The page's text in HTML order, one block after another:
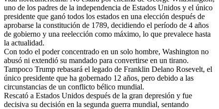
uno de los padres de la independencia de Estados Unidos y el único
presidente que ganó todos los estados en una elección después de
aprobarse la constitución de 1789, decidiendo el período de 4 años
de gobierno y una reelección como máximo, lo que prevalece hasta
la actualidad.
Con todo el poder concentrado en un solo hombre, Washington no
abusó ni extendió su mandado para convertirse en un tirano.
Tampoco Trump rebasará el legado de Franklin Delano Rosevelt, el
único presidente que ha gobernado 12 años, pero debido a las
circunstancias de un conflicto bélico mundial.
Rescató a Estados Unidos después de la gran depresión y fue
decisiva su decisión en la segunda guerra mundial, sentando